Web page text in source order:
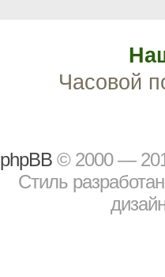
Часовой
рhрBВ © 2000 —
Стиль